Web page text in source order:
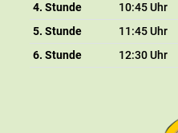
4. Stunde
10:45 Uhr
5. Stunde
11:45 Uhr
6. Stunde
12:30 Uhr